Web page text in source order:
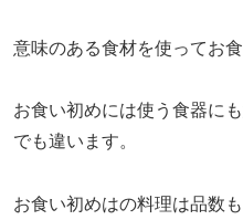
意味のある食材を使ってお
お食い初めには使う食器に
でも違います。
お食い初めはの料理は品数